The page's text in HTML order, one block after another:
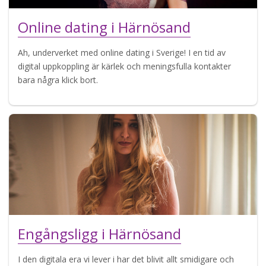
Online dating i Härnösand
Ah, underverket med online dating i Sverige! I en tid av
digital uppkoppling är kärlek och meningsfulla kontakter
bara några klick bort.
Engångsligg i Härnösand
I den digitala era vi lever i har det blivit allt smidigare och